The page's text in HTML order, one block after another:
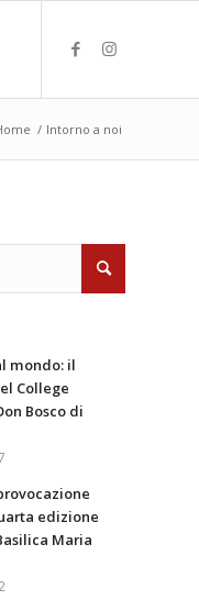
/ Intorno a noi
mondo: il
College
Bosco di
edizione
Maria